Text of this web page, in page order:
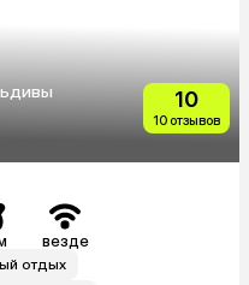
10
10 отзывов
везде
отдых